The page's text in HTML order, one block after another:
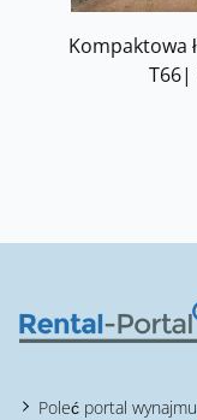
Kompaktowa
T66|
Poleć portal